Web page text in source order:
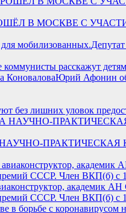
В МОСКВЕ С
коммунисты расскажут
Юрий Афонин об
без лишних уловок
академик
СССР. Член ВКП(б) с